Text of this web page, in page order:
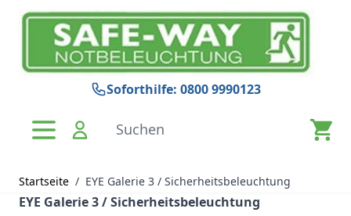
Zum Inhalt springen
Soforthilfe: 0800 9990123
Suchen
Startseite / EYE Galerie 3 / Sicherheitsbeleuchtung
EYE Galerie 3 / Sicherheitsbeleuchtung